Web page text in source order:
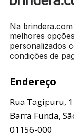
Na
melhores
personalizados
condições de
Endereço
Rua Tagipuru,
Barra Funda,
01156-000